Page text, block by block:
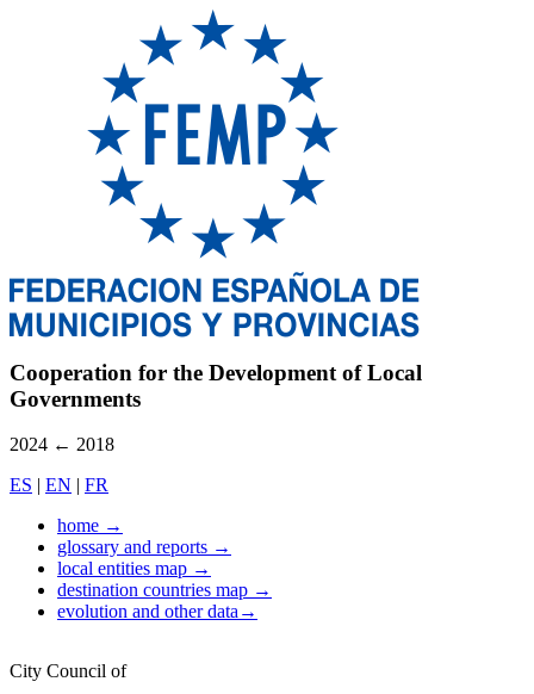
Cooperation for the Development of Local
Governments
2024 ← 2018
ES | EN | FR
home →
glossary and reports →
local entities map →
destination countries map →
evolution and other data→
City Council of